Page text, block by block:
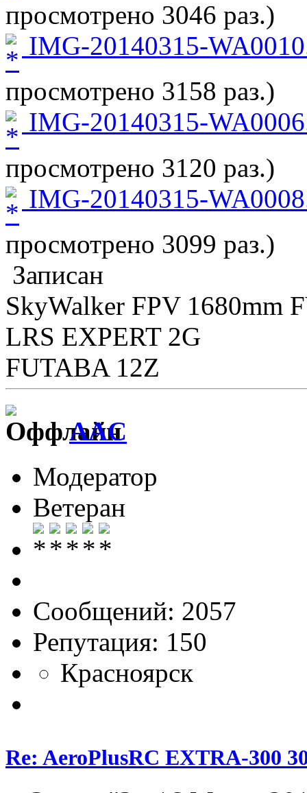
просмотрено 3046 раз.)
IMG-20140315-
просмотрено 3158 раз.)
IMG-20140315-
просмотрено 3120 раз.)
IMG-20140315-
просмотрено 3099 раз.)
Записан
SkyWalker FPV 1680mm
LRS EXPERT 2G
FUTABA 12Z
AAC
Модератор
Ветеран
Сообщений: 2057
Репутация: 150
Красноярск
Re: AeroPlusRC EXTRA-300